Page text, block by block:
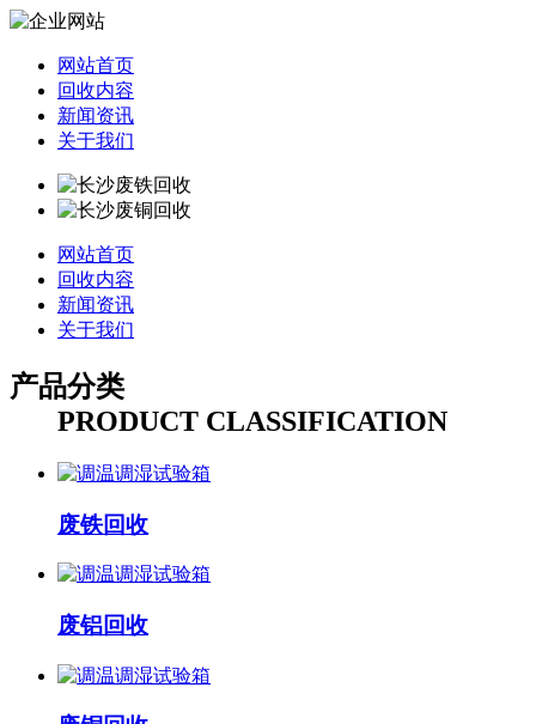
网站首页
回收内容
新闻资讯
关于我们
网站首页
回收内容
新闻资讯
关于我们
产品分类
PRODUCT CLASSIFICATION
废铁回收
废铝回收